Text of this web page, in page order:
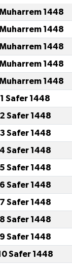
1448
1448
1448
1448
1448
1 Safer 1448
2 Safer 1448
3 Safer 1448
4 Safer 1448
5 Safer 1448
6 Safer 1448
7 Safer 1448
8 Safer 1448
9 Safer 1448
Safer 1448